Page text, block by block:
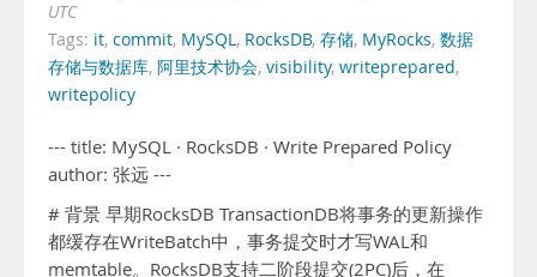
UTC
Tags: it, commit, MySQL, RocksDB, 存储, MyRocks, 数据
存储与数据库, 阿里技术协会, visibility, writeprepared,
writepolicy
--- title: MySQL · RocksDB · Write Prepared Policy
author: 张远 ---
# 背景 早期RocksDB TransactionDB将事务的更新操作
都缓存在WriteBatch中，事务提交时才写WAL和
memtable。RocksDB支持二阶段提交(2PC)后，在